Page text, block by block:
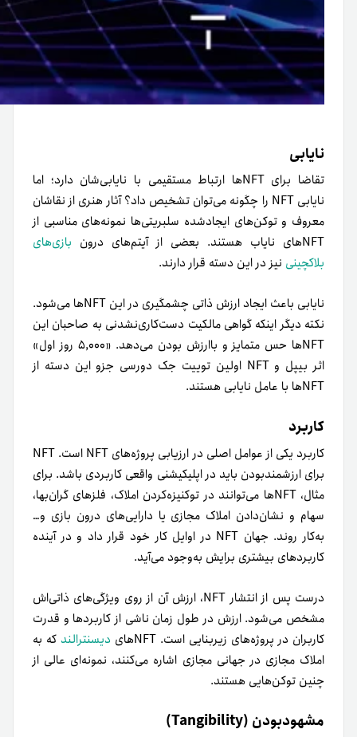
نایابی
تقاضا برای NFTها ارتباط مستقیمی با نایابی‌شان دارد؛ اما
نایابی NFT را چگونه می‌توان تشخیص داد؟ آثار هنری از نقاشان
معروف و توکن‌های ایجاد‌شده سلبریتی‌ها نمونه‌های مناسبی از
NFTهای نایاب هستند. بعضی از آیتم‌های درون
بازی‌های
بلاکچینی نیز در این دسته قرار دارند.
نایابی باعث ایجاد ارزش ذاتی چشمگیری در این NFTها می‌شود.
نکته دیگر اینکه گواهی مالکیت دست‌کاری‌نشدنی به صاحبان این
NFTها حس متمایز و با‌ارزش بودن می‌دهد. «۵,۰۰۰ روز اول»
اثر بیپل و NFT اولین توییت جک دورسی جزو این دسته از
NFT‌ها با عامل نایابی هستند.
کاربرد
کاربرد یکی از عوامل اصلی در ارزیابی پروژه‌های NFT است. NFT
برای ارزشمندبودن باید در اپلیکیشنی واقعی کاربردی باشد. برای
مثال، NFT‌ها می‌توانند در توکنیزه‌کردن املاک، فلزهای گران‌بها،
سهام و نشان‌دادن املاک مجازی یا دارایی‌های درون بازی و‌…
به‌کار روند. جهان NFT در اوایل کار خود قرار داد و در آینده
کاربردهای بیشتری برایش به‌وجود می‌آید.
درست پس از انتشار NFT، ارزش آن از روی ویژگی‌های ذاتی‌اش
مشخص می‌شود. ارزش در طول زمان ناشی از کاربردها و قدرت
کاربران در پروژه‌های زیربنایی است. NFT‌های
دیسنترالند که به
املاک مجازی در جهانی مجازی اشاره می‌کنند، نمونه‌ای عالی از
چنین توکن‌هایی هستند.
مشهودبودن (Tangibility)